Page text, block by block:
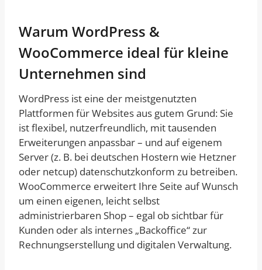
Warum WordPress &
WooCommerce ideal für kleine
Unternehmen sind
WordPress ist eine der meistgenutzten
Plattformen für Websites aus gutem Grund: Sie
ist flexibel, nutzerfreundlich, mit tausenden
Erweiterungen anpassbar – und auf eigenem
Server (z. B. bei deutschen Hostern wie Hetzner
oder netcup) datenschutzkonform zu betreiben.
WooCommerce erweitert Ihre Seite auf Wunsch
um einen eigenen, leicht selbst
administrierbaren Shop – egal ob sichtbar für
Kunden oder als internes „Backoffice“ zur
Rechnungserstellung und digitalen Verwaltung.